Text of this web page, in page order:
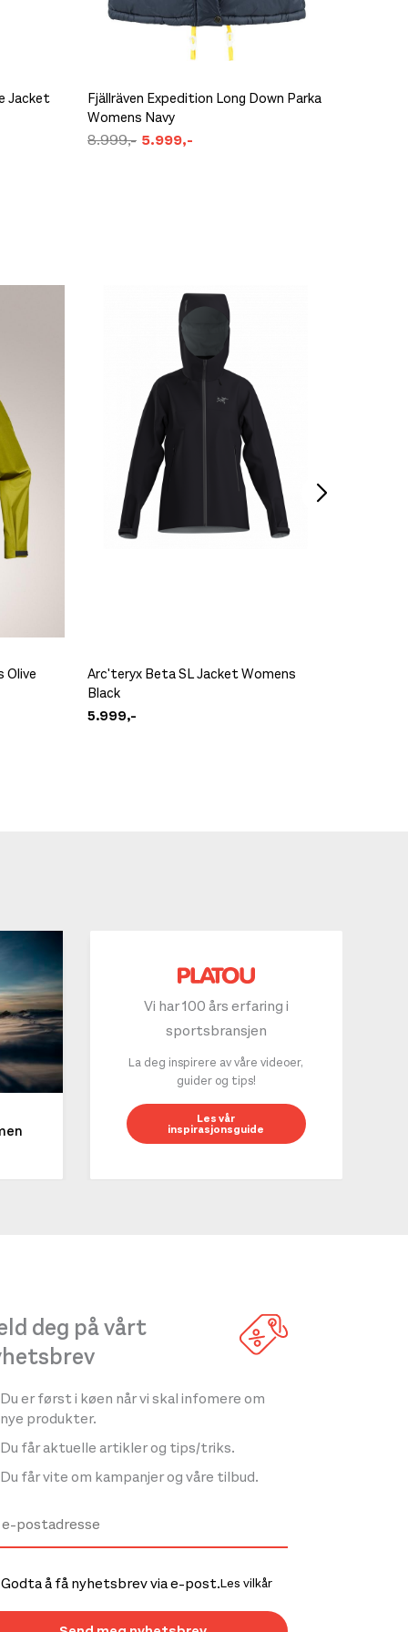
Jacket
Fjällräven Expedition Long Down Parka
Womens Navy
8.999,- 5.999,-
Olive
Arc'teryx Beta SL Jacket Womens
Black
5.999,-
Vi har 100 års erfaring i
sportsbransjen
La deg inspirere av våre videoer,
guider og tips!
Les vår
inspirasjonsguide
deg på vårt
Du er først i køen når vi skal infomere om
nye produkter.
Du får aktuelle artikler og tips/triks.
Du får vite om kampanjer og våre tilbud.
Godta å få nyhetsbrev via e-post.Les vilkår